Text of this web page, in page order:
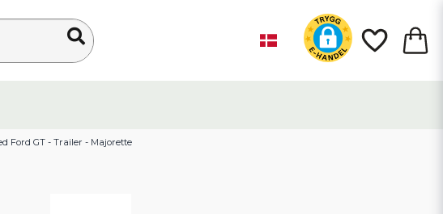
Ford GT - Trailer - Majorette